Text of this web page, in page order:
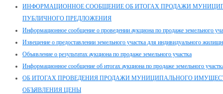
ИНФОРМАЦИОННОЕ СООБЩЕНИЕ ОБ ИТОГАХ ПРОДАЖИ
ПУБЛИЧНОГО ПРЕДЛОЖЕНИЯ
Информационное сообщение о проведении аукциона по продаже земельного
Извещение о предоставлении земельного участка для индивидуального
Объявление о результатах аукциона по продаже земельного участка
Информационное сообщение об итогах аукциона по продаже земельного
ОБ ИТОГАХ ПРОВЕДЕНИЯ ПРОДАЖИ МУНИЦИПАЛЬНОГО
ОБЪЯВЛЕНИЯ ЦЕНЫ